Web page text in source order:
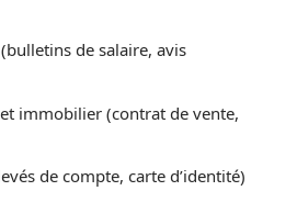
de salaire, avis
immobilier (contrat de vente,
de compte, carte d’identité)